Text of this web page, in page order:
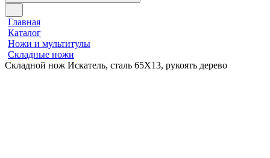
Главная
Каталог
Ножи и мультитулы
Складные ножи
Складной нож Искатель, сталь 65Х13, рукоять дерево